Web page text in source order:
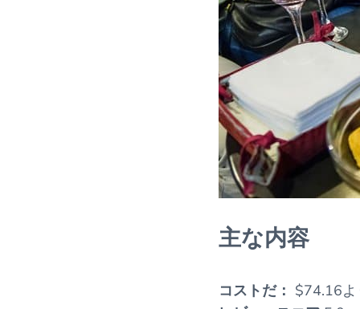
主な内容
コストだ： $74.16よ